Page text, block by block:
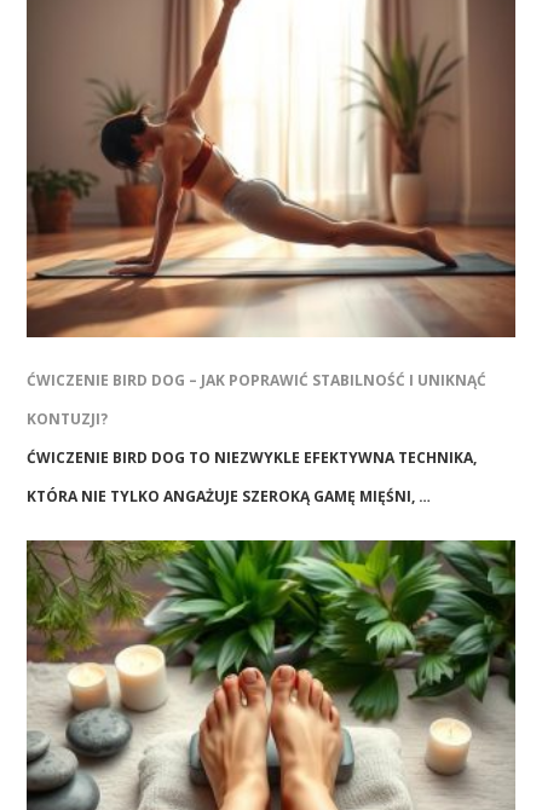
ĆWICZENIE BIRD DOG – JAK POPRAWIĆ STABILNOŚĆ I UNIKNĄĆ
KONTUZJI?
ĆWICZENIE BIRD DOG TO NIEZWYKLE EFEKTYWNA TECHNIKA,
KTÓRA NIE TYLKO ANGAŻUJE SZEROKĄ GAMĘ MIĘŚNI, …